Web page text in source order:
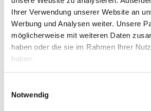
Ihrer Verwendung unserer Website an
Werbung und Analysen weiter. Unsere
möglicherweise mit weiteren Daten
haben oder die sie im Rahmen Ihrer
haben.
Notwendig
Modellkonformität
Rechenfehler